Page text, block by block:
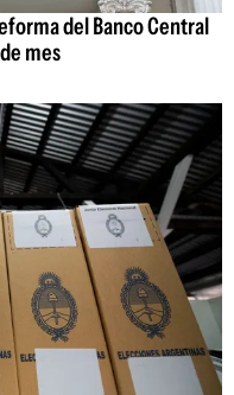
del Banco Central
mes